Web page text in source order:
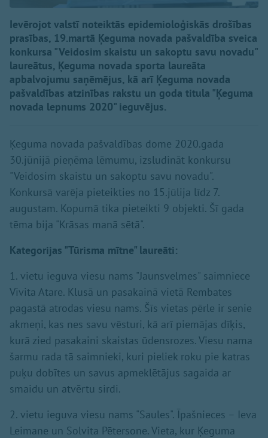
Ievērojot valstī noteiktās epidemioloģiskās drošības
prasības, 19.martā Ķeguma novada pašvaldība sveica
konkursa "Veidosim skaistu un sakoptu savu novadu"
laureātus, Ķeguma novada sporta laureāta
apbalvojumu saņēmējus, kā arī Ķeguma novada
pašvaldības atzinības rakstu un goda titula "Ķeguma
novada lepnums 2020" ieguvējus.
Ķeguma novada pašvaldības dome 2020.gada
30.jūnijā pieņēma lēmumu, izsludināt konkursu
"Veidosim skaistu un sakoptu savu novadu".
Konkursā varēja pieteikties no 15.jūlija līdz 7.
augustam. Kopumā tika pieteikti 9 objekti. Šī gada
tēma bija "Krāsas manā sētā".
Kategorijas "Tūrisma mītne" laureāti:
1. vietu ieguva viesu nams "Jaunsvelmes" saimniece
Vivita Atare. Klusā un pasakainā vietā Rembates
pagastā atrodas viesu nams. Šīs vietas pērle ir senie
akmeņi, kas nes savu vēsturi, kā arī piemājas dīķis,
kurā zied pasakaini skaistas ūdensrozes. Viesu nama
šarmu rada tā saimnieki, kuri pieliek roku pie katras
puķu dobītes un savus apmeklētājus sagaida ar
smaidu un atvērtu sirdi.
2. vietu ieguva viesu nams "Saules". Īpašnieces – Ieva
Leimane un Solvita Pētersone. Vieta, kur Ķeguma